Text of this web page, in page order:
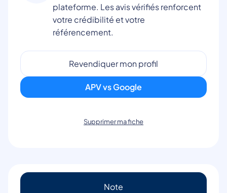
plateforme. Les avis vérifiés renforcent
votre crédibilité et votre
référencement.
Revendiquer mon profil
APV vs Google
Supprimer ma fiche
Note